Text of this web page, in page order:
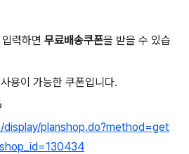
력하면 무료배송쿠폰을 받을 수 있습
용이 가능한 쿠폰입니다.
planshop.do?method=get